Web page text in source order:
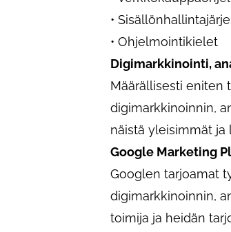
•
• Ohjelmointikielet
Digimarkkinointi,
Määrällisesti eniten
digimarkkinoinnin,
näistä yleisimmät
Google Marketing
Googlen tarjoamat
digimarkkinoinnin,
toimija ja heidän